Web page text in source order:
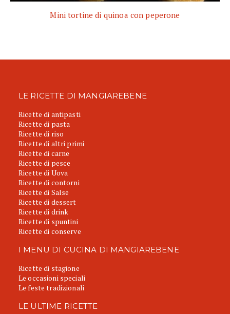
Mini tortine di quinoa con peperone
LE RICETTE DI MANGIAREBENE
Ricette di antipasti
Ricette di pasta
Ricette di riso
Ricette di altri primi
Ricette di carne
Ricette di pesce
Ricette di Uova
Ricette di contorni
Ricette di Salse
Ricette di dessert
Ricette di drink
Ricette di spuntini
Ricette di conserve
I MENU DI CUCINA DI MANGIAREBENE
Ricette di stagione
Le occasioni speciali
Le feste tradizionali
LE ULTIME RICETTE